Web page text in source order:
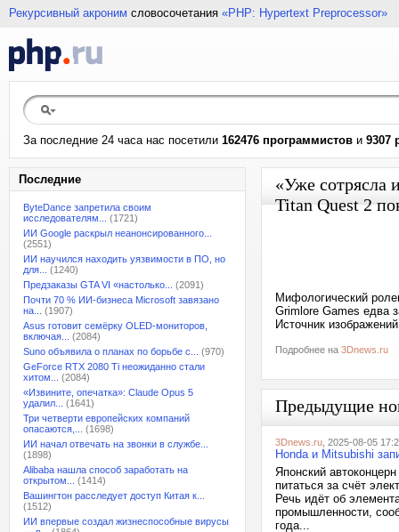
Рекурсивный акроним словосочетания «PHP: Hypertext Preprocessor»
За последние 24 часа нас посетили 162476 программистов и 9307
Последние
ByteDance запретила своим
исследователям...
(1721)
ИИ Google раскрыл неанонсированного...
(2551)
ИИ научился находить уязвимости в ПО, но
для...
(1240)
Предзаказы GTA VI «настолько...
(2091)
Почти 70 % ИИ-бизнеса Microsoft завязано
на...
(1907)
Asus готовит семёрку OLED-мониторов,
включая...
(2084)
Suno объявила о планах по борьбе с...
(970)
GeForce RTX 2080 Ti неожиданно стали
хитом...
(2084)
«Извините, опечатка»: Claude Opus 5
удалил...
(1641)
Три четверти европейских компаний
опасаются,...
(1698)
ИИ начал отвечать на звонки в службе...
(1898)
Alibaba нашла способ заработать на
открытом...
(1414)
Вашингтон расследует доступ Китая к...
(1512)
ИИ впервые создал жизнеспособные вирусы
«Уже сотрясла
Titan Quest 2
Мифологический
Grimlore Games едва
Источник
Подробнее на 3Dnews.ru
Предыдущие
3Dnews.ru , 2025-08-05
Honda и Mitsubishi
Японский
питаться за счёт
Речь идёт об
промышленности,
года...